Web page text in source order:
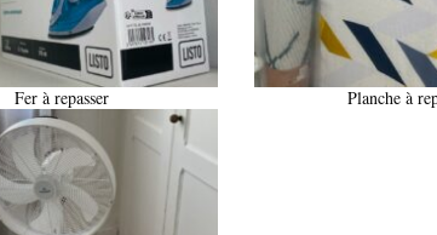
Fer à repasser Planche à